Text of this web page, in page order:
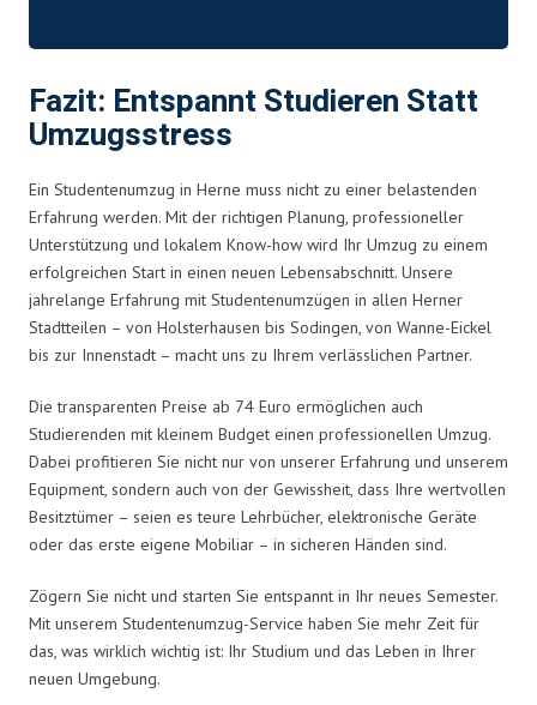
Fazit: Entspannt Studieren Statt
Umzugsstress
Ein Studentenumzug in Herne muss nicht zu einer belastenden
Erfahrung werden. Mit der richtigen Planung, professioneller
Unterstützung und lokalem Know-how wird Ihr Umzug zu einem
erfolgreichen Start in einen neuen Lebensabschnitt. Unsere
jahrelange Erfahrung mit Studentenumzügen in allen Herner
Stadtteilen – von Holsterhausen bis Sodingen, von Wanne-Eickel
bis zur Innenstadt – macht uns zu Ihrem verlässlichen Partner.
Die transparenten Preise ab 74 Euro ermöglichen auch
Studierenden mit kleinem Budget einen professionellen Umzug.
Dabei profitieren Sie nicht nur von unserer Erfahrung und unserem
Equipment, sondern auch von der Gewissheit, dass Ihre wertvollen
Besitztümer – seien es teure Lehrbücher, elektronische Geräte
oder das erste eigene Mobiliar – in sicheren Händen sind.
Zögern Sie nicht und starten Sie entspannt in Ihr neues Semester.
Mit unserem Studentenumzug-Service haben Sie mehr Zeit für
das, was wirklich wichtig ist: Ihr Studium und das Leben in Ihrer
neuen Umgebung.